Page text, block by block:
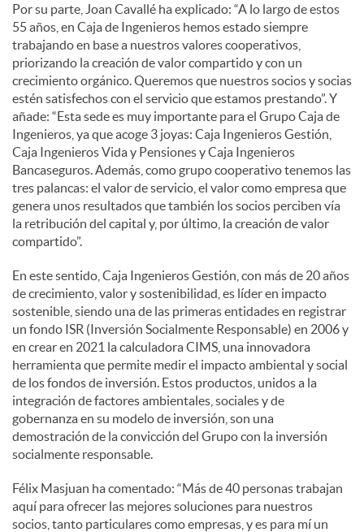
Por su parte, Joan Cavallé ha explicado: “A lo largo de estos
55 años, en Caja de Ingenieros hemos estado siempre
trabajando en base a nuestros valores cooperativos,
priorizando la creación de valor compartido y con un
crecimiento orgánico. Queremos que nuestros socios y socias
estén satisfechos con el servicio que estamos prestando”. Y
añade: “Esta sede es muy importante para el Grupo Caja de
Ingenieros, ya que acoge 3 joyas: Caja Ingenieros Gestión,
Caja Ingenieros Vida y Pensiones y Caja Ingenieros
Bancaseguros. Además, como grupo cooperativo tenemos las
tres palancas: el valor de servicio, el valor como empresa que
genera unos resultados que también los socios perciben vía
la retribución del capital y, por último, la creación de valor
compartido”.
En este sentido, Caja Ingenieros Gestión, con más de 20 años
de crecimiento, valor y sostenibilidad, es líder en impacto
sostenible, siendo una de las primeras entidades en registrar
un fondo ISR (Inversión Socialmente Responsable) en 2006 y
en crear en 2021 la calculadora CIMS, una innovadora
herramienta que permite medir el impacto ambiental y social
de los fondos de inversión. Estos productos, unidos a la
integración de factores ambientales, sociales y de
gobernanza en su modelo de inversión, son una
demostración de la convicción del Grupo con la inversión
socialmente responsable.
Félix Masjuan ha comentado: “Más de 40 personas trabajan
aquí para ofrecer las mejores soluciones para nuestros
socios, tanto particulares como empresas, y es para mí un